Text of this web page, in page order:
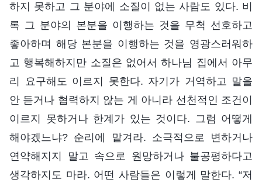
하지 못하고 그 분야에 소질이 없는 사람도 있다. 비
록 그 분야의 본분을 이행하는 것을 무척 선호하고
좋아하며 해당 본분을 이행하는 것을 영광스러워하
고 행복해하지만 소질은 없어서 하나님 집에서 아무
리 요구해도 이르지 못한다. 자기가 거역하고 말을
안 듣거나 협력하지 않는 게 아니라 선천적인 조건이
이르지 못하거나 한계가 있는 것이다. 그럼 어떻게
해야겠느냐? 순리에 맡겨라. 소극적으로 변하거나
연약해지지 말고 속으로 원망하거나 불공평하다고
생각하지도 마라. 어떤 사람들은 이렇게 말한다. “저